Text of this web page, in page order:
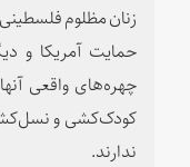
زنان مظلوم
حمایت آمریکا و
چهره‌های واقعی
کودک‌کشی و
ندارند.